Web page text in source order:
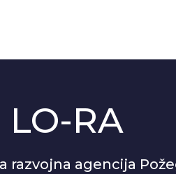
LO-RA
razvojna agencija